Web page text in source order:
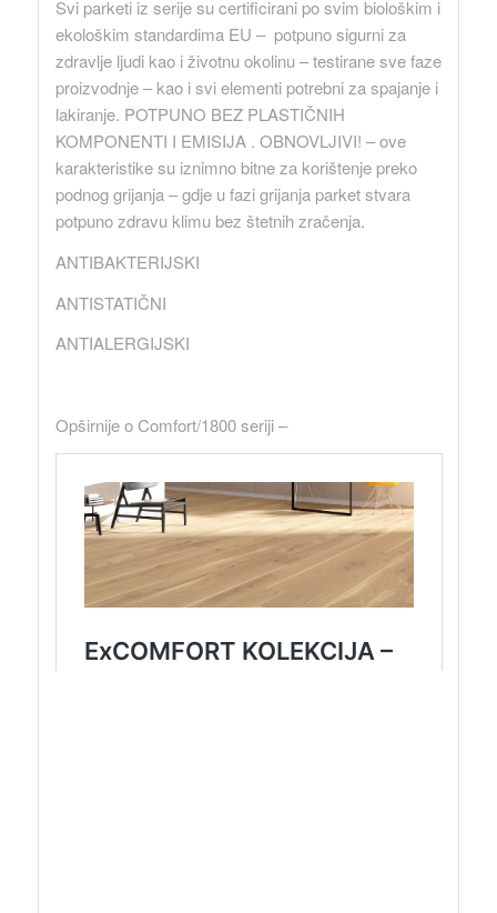
Svi parketi iz serije su certificirani po svim biološkim i
ekološkim standardima EU – potpuno sigurni za
zdravlje ljudi kao i životnu okolinu – testirane sve faze
proizvodnje – kao i svi elementi potrebni za spajanje i
lakiranje. POTPUNO BEZ PLASTIČNIH
KOMPONENTI I EMISIJA . OBNOVLJIVI! – ove
karakteristike su iznimno bitne za korištenje preko
podnog grijanja – gdje u fazi grijanja parket stvara
potpuno zdravu klimu bez štetnih zračenja.
ANTIBAKTERIJSKI
ANTISTATIČNI
ANTIALERGIJSKI
Opširnije o Comfort/1800 seriji –